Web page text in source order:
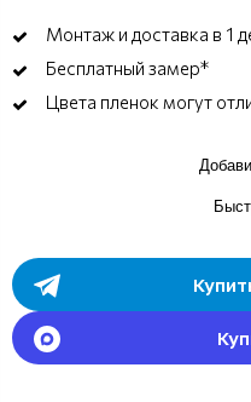
Монтаж и доставка в 1
Бесплатный замер*
Цвета пленок могут